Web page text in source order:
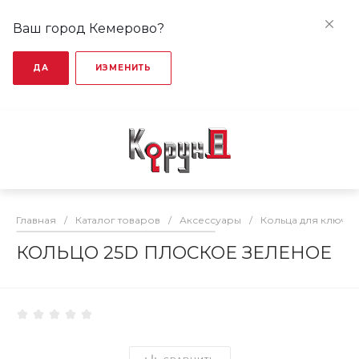
Ваш город Кемерово?
ДА ИЗМЕНИТЬ
Главная / Каталог товаров / Аксессуары / Кольца для ключей
КОЛЬЦО 25D ПЛОСКОЕ ЗЕЛЕНОЕ